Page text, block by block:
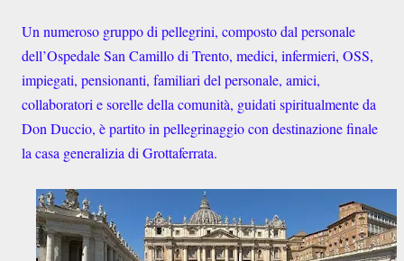
Un numeroso gruppo di pellegrini, composto dal personale
dell’Ospedale San Camillo di Trento, medici, infermieri, OSS,
impiegati, pensionanti, familiari del personale, amici,
collaboratori e sorelle della comunità, guidati spiritualmente da
Don Duccio, è partito in pellegrinaggio con destinazione finale
la casa generalizia di Grottaferrata.